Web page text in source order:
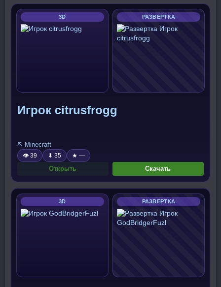
3D РАЗВЕРТКА
Игрок citrusfrogg
⛏️ Minecraft
👁 39 ⬇ 35 ★ —
Открыть Скачать
3D РАЗВЕРТКА